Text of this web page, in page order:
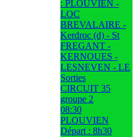
: PLOUVIEN -
LOC
BREVALAIRE -
Kerdroc (d) - St
FREGANT -
KERNOUES -
LESNEVEN - LE
Sorties
CIRCUIT 35
groupe 2
08:30
PLOUVIEN
Départ : 8h30